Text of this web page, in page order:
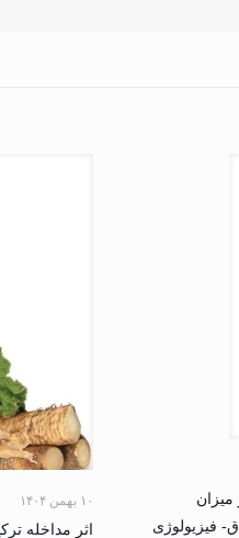
شدید همراه با مکمل امگا-۳ بر میزان
فیزیولوژی
۱۰ بهمن ۱۴۰۴
اثر مداخله